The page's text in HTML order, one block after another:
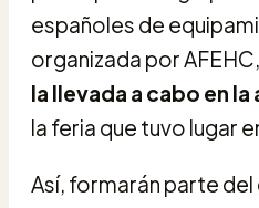
españoles de
organizada por AFEHC,
la llevada a cabo en
la feria que tuvo lugar
Así, formarán parte